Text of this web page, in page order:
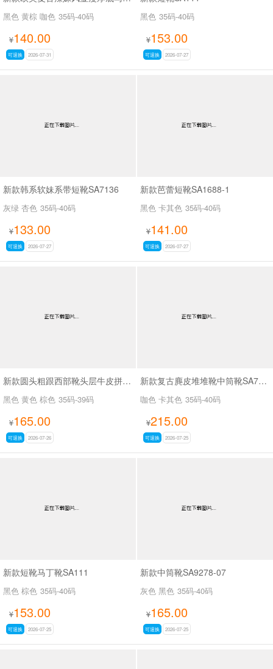
黑色 黄棕 咖色 35码-40码
¥140.00
可退换 2026-07-31
黑色 35码-40码
¥153.00
可退换 2026-07-27
新款韩系软妹系带短靴SA7136
灰绿 杏色 35码-40码
¥133.00
可退换 2026-07-27
新款芭蕾短靴SA1688-1
黑色 卡其色 35码-40码
¥141.00
可退换 2026-07-27
新款圆头粗跟西部靴头层牛皮拼接皮带扣短筒靴SA6002
黑色 黄色 棕色 35码-39码
¥165.00
可退换 2026-07-26
新款复古麂皮堆堆靴中筒靴SA7320-16
咖色 卡其色 35码-40码
¥215.00
可退换 2026-07-25
新款短靴马丁靴SA111
黑色 棕色 35码-40码
¥153.00
可退换 2026-07-25
新款中筒靴SA9278-07
灰色 黑色 35码-40码
¥165.00
可退换 2026-07-25